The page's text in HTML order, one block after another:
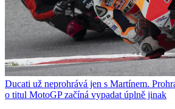
Ducati už neprohrává jen s Martínem.
o titul MotoGP začíná vypadat úplně jinak